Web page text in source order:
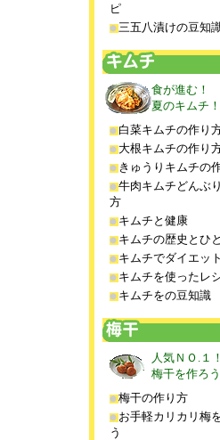
ピ
三五八漬けの豆知
食が進む！
夏のキムチ！
白菜キムチの作り
大根キムチの作り
きゅうりキムチの
牛肉キムチどんぶ
方
キムチと健康
キムチの歴史とひ
キムチでダイエット
キムチを使ったレ
キムチをの豆知識
人気ＮＯ.１！
梅干を作ろう
梅干の作り方
お手軽カリカリ梅
う